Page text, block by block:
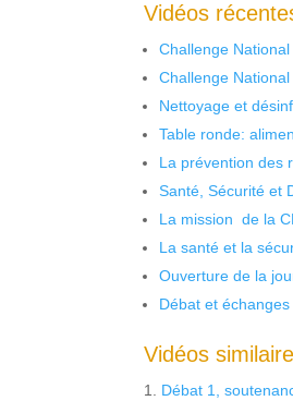
Vidéos
Challenge
Challenge
Nettoyage et
Table ronde:
La prévention des
Santé, Sécurité et
La mission de la
La santé et la
Ouverture de la
Débat et
Vidéos
Débat 1,